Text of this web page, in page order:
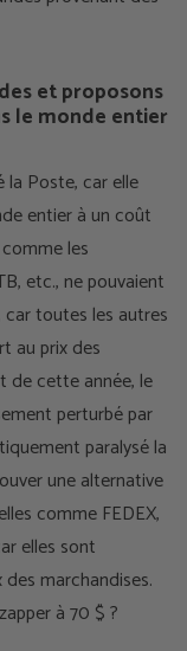
et proposons
le monde entier
la Poste, car elle
entier à un coût
les
etc., ne pouvaient
toutes les autres
au prix des
de cette année, le
perturbé par
paralysé la
une alternative
comme FEDEX,
elles sont
marchandises.
à 70 $ ?